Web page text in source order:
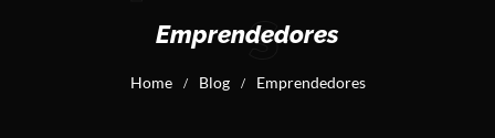
s
Emprendedores
Home / Blog / Emprendedores